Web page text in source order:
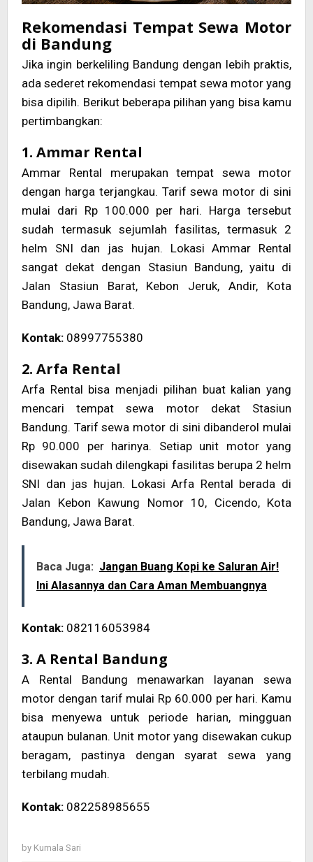
Rekomendasi Tempat Sewa Motor
di Bandung
Jika ingin berkeliling Bandung dengan lebih praktis,
ada sederet rekomendasi tempat sewa motor yang
bisa dipilih. Berikut beberapa pilihan yang bisa kamu
pertimbangkan:
1. Ammar Rental
Ammar Rental merupakan tempat sewa motor
dengan harga terjangkau. Tarif sewa motor di sini
mulai dari Rp 100.000 per hari. Harga tersebut
sudah termasuk sejumlah fasilitas, termasuk 2
helm SNI dan jas hujan. Lokasi Ammar Rental
sangat dekat dengan Stasiun Bandung, yaitu di
Jalan Stasiun Barat, Kebon Jeruk, Andir, Kota
Bandung, Jawa Barat.
Kontak: 08997755380
2. Arfa Rental
Arfa Rental bisa menjadi pilihan buat kalian yang
mencari tempat sewa motor dekat Stasiun
Bandung. Tarif sewa motor di sini dibanderol mulai
Rp 90.000 per harinya. Setiap unit motor yang
disewakan sudah dilengkapi fasilitas berupa 2 helm
SNI dan jas hujan. Lokasi Arfa Rental berada di
Jalan Kebon Kawung Nomor 10, Cicendo, Kota
Bandung, Jawa Barat.
Baca Juga: Jangan Buang Kopi ke Saluran Air!
Ini Alasannya dan Cara Aman Membuangnya
Kontak: 082116053984
3. A Rental Bandung
A Rental Bandung menawarkan layanan sewa
motor dengan tarif mulai Rp 60.000 per hari. Kamu
bisa menyewa untuk periode harian, mingguan
ataupun bulanan. Unit motor yang disewakan cukup
beragam, pastinya dengan syarat sewa yang
terbilang mudah.
Kontak: 082258985655
by Kumala Sari